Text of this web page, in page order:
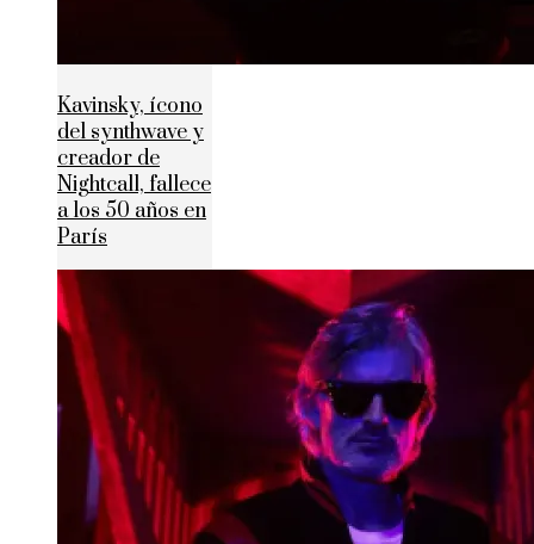
Kavinsky, ícono
del synthwave y
creador de
Nightcall, fallece
a los 50 años en
París